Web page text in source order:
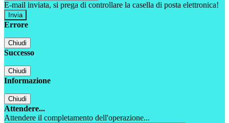
E-mail inviata, si prega di controllare la casella di posta elettronica!
Errore
Chiudi
Successo
Chiudi
Informazione
Chiudi
Attendere...
Attendere il completamento dell'operazione...